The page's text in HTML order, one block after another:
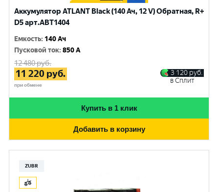
Аккумулятор ATLANT Black (140 Ач, 12 V) Обратная, R+
D5 арт.ABT1404
Емкость: 140 Ач
Пусковой ток:850 A
12 480руб.
11 220 руб.
при обмене
3 120 руб.
в Сплит
Купить в 1 клик
Добавить в корзину
ZUBR